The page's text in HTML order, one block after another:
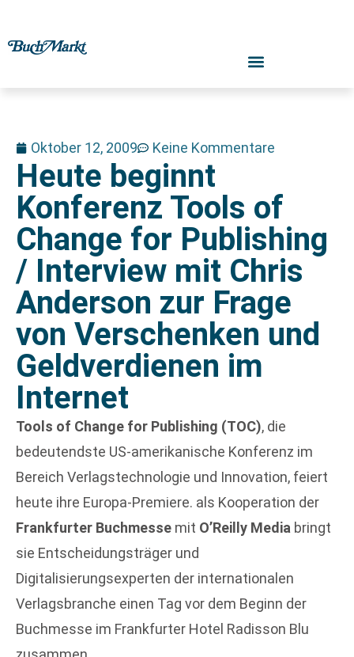
Oktober 12, 2009 Keine Kommentare
Heute beginnt
Konferenz Tools of
Change for Publishing
/ Interview mit Chris
Anderson zur Frage
von Verschenken und
Geldverdienen im
Internet
Tools of Change for Publishing (TOC), die
bedeutendste US-amerikanische Konferenz im
Bereich Verlagstechnologie und Innovation, feiert
heute ihre Europa-Premiere. als Kooperation der
Frankfurter Buchmesse mit O’Reilly Media bringt
sie Entscheidungsträger und
Digitalisierungsexperten der internationalen
Verlagsbranche einen Tag vor dem Beginn der
Buchmesse im Frankfurter Hotel Radisson Blu